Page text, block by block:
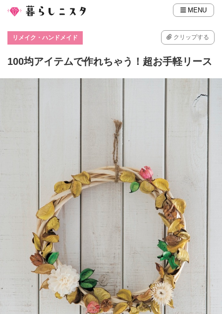
MENU
リメイク・ハンドメイド クリップする
100均アイテムで作れちゃう！超お手軽リース